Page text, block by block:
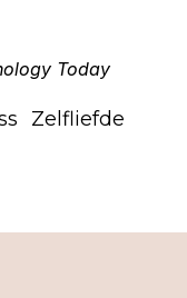
Today
Zelfliefde